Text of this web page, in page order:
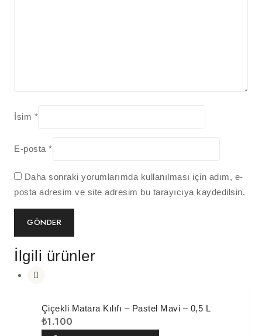
İsim *
E-posta *
Daha sonraki yorumlarımda kullanılması için adım, e-
posta adresim ve site adresim bu tarayıcıya kaydedilsin.
İlgili ürünler
Çiçekli Matara Kılıfı – Pastel Mavi – 0,5 L
₺1.100